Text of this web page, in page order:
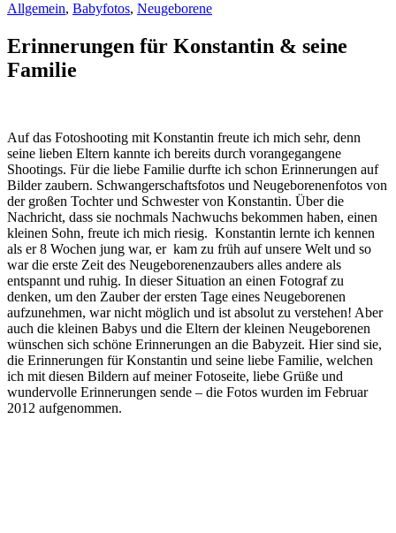
Allgemein, Babyfotos, Neugeborene
Erinnerungen für Konstantin & seine
Familie
Auf das Fotoshooting mit Konstantin freute ich mich sehr, denn
seine lieben Eltern kannte ich bereits durch vorangegangene
Shootings. Für die liebe Familie durfte ich schon Erinnerungen auf
Bilder zaubern. Schwangerschaftsfotos und Neugeborenenfotos von
der großen Tochter und Schwester von Konstantin. Über die
Nachricht, dass sie nochmals Nachwuchs bekommen haben, einen
kleinen Sohn, freute ich mich riesig. Konstantin lernte ich kennen
als er 8 Wochen jung war, er kam zu früh auf unsere Welt und so
war die erste Zeit des Neugeborenenzaubers alles andere als
entspannt und ruhig. In dieser Situation an einen Fotograf zu
denken, um den Zauber der ersten Tage eines Neugeborenen
aufzunehmen, war nicht möglich und ist absolut zu verstehen! Aber
auch die kleinen Babys und die Eltern der kleinen Neugeborenen
wünschen sich schöne Erinnerungen an die Babyzeit. Hier sind sie,
die Erinnerungen für Konstantin und seine liebe Familie, welchen
ich mit diesen Bildern auf meiner Fotoseite, liebe Grüße und
wundervolle Erinnerungen sende – die Fotos wurden im Februar
2012 aufgenommen.